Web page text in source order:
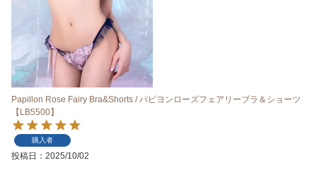
Papillon Rose Fairy Bra&Shorts / パピヨンローズフェアリーブラ＆ショーツ
【LB5500】
購入者
投稿日 2025/10/02